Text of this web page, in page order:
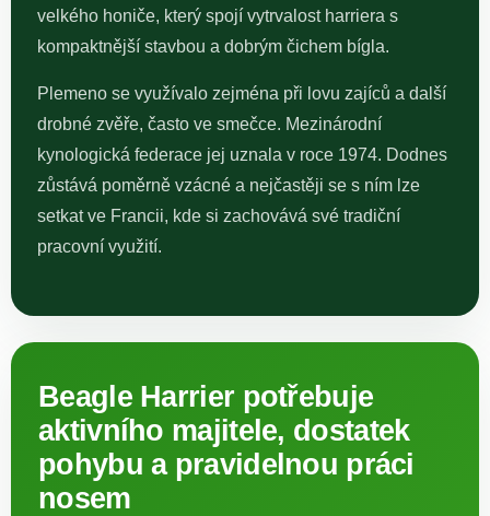
velkého honiče, který spojí vytrvalost harriera s
kompaktnější stavbou a dobrým čichem bígla.
Plemeno se využívalo zejména při lovu zajíců a další
drobné zvěře, často ve smečce. Mezinárodní
kynologická federace jej uznala v roce 1974. Dodnes
zůstává poměrně vzácné a nejčastěji se s ním lze
setkat ve Francii, kde si zachovává své tradiční
pracovní využití.
Beagle Harrier potřebuje
aktivního majitele, dostatek
pohybu a pravidelnou práci
nosem